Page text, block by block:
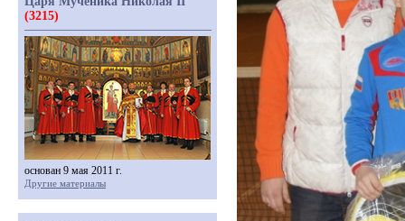
(3215)
основан 9 мая 2011 г.
Другие материалы